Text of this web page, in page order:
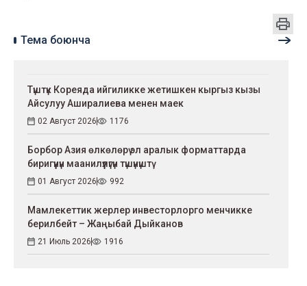
Тема боюнча
Түштүк Кореяда ийгиликке жетишкен кыргыз кызы
Айсулуу Аширалиева менен маек
02 Август 2026 1176
Борбор Азия өлкөлөрү эл аралык форматтарда
биригүүнүн маанилүүлүгүн түшүнүштү
01 Август 2026 992
Мамлекеттик жерлер инвесторлорго менчикке
берилбейт – Жаңыбай Дыйканов
21 Июль 2026 1916